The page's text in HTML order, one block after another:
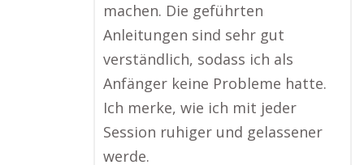
machen. Die geführten
Anleitungen sind sehr gut
verständlich, sodass ich als
Anfänger keine Probleme hatte.
Ich merke, wie ich mit jeder
Session ruhiger und gelassener
werde.